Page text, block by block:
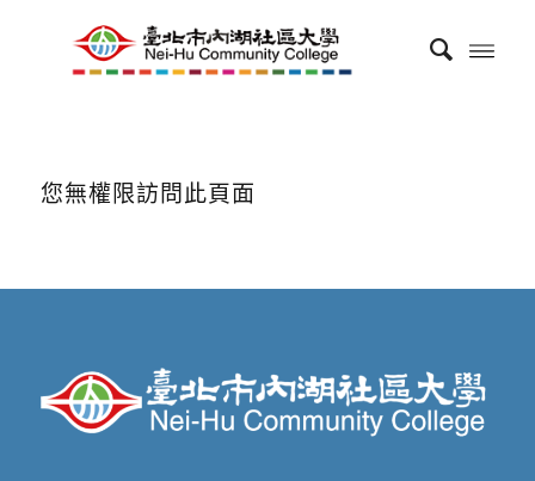
您無權限訪問此頁面